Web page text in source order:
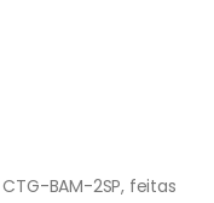
BAM-2SP, feitas